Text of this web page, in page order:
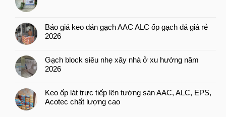
Báo giá keo dán gạch AAC ALC ốp gạch đá giá rẻ
2026
Gạch block siêu nhẹ xây nhà ở xu hướng năm
2026
Keo ốp lát trực tiếp lên tường sàn AAC, ALC, EPS,
Acotec chất lượng cao